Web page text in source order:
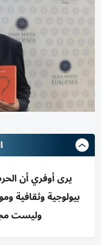
يرى أوفري أن
بيولوجية وثقافية
وليست